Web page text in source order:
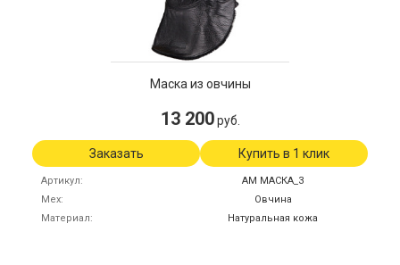
Маска из овчины
13 200 руб.
Заказать Купить в 1 клик
Артикул
АМ МАСКА_3
Мех
Овчина
Материал
Натуральная кожа